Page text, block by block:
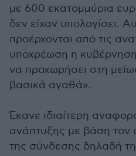
με 600 εκατομμύρια
δεν είχαν υπολογίσει.
προέρχονται από τις
υποχρέωση η
να προχωρήσει στη
βασικά αγαθά».
Έκανε ιδιαίτερη
ανάπτυξης με βάση τον
της σύνδεσης δηλαδή